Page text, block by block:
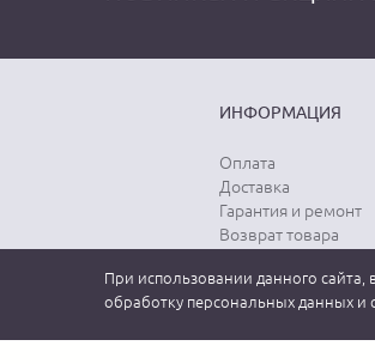
ИНФОРМАЦИЯ
Оплата
Доставка
Гарантия и ремонт
Возврат товара
Уход за одеждой
При использовании данного сайта,
обработку персональных данных и